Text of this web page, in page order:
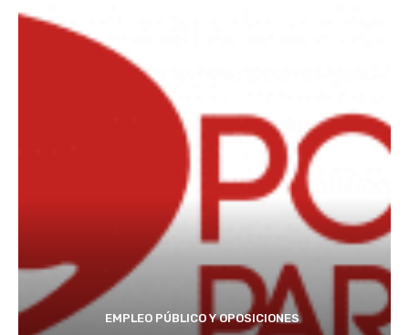
EMPLEO PÚBLICO Y OPOSICIONES